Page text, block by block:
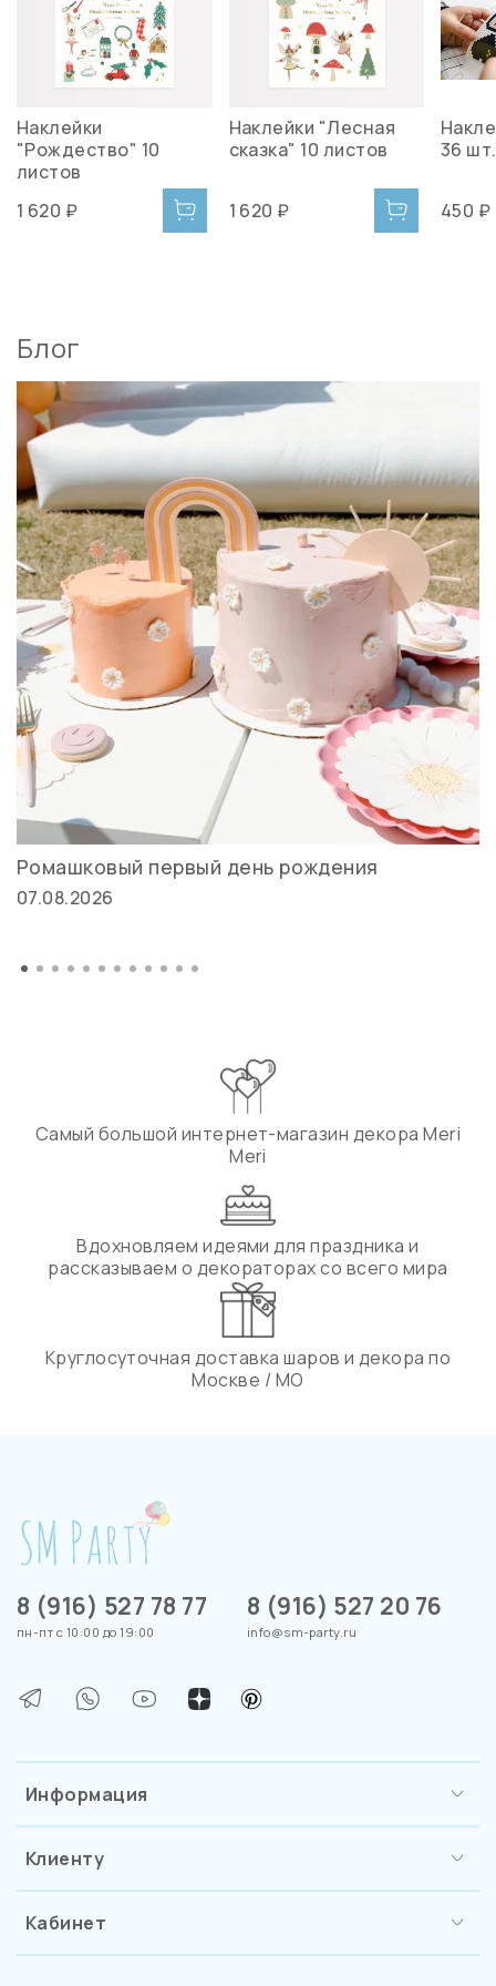
Наклейки
"Рождество" 10
листов
1 620 ₽
Наклейки "Лесная
сказка" 10 листов
1 620 ₽
36 шт.
450 ₽
Блог
Ромашковый первый день рождения
07.08.2026
Самый большой интернет-магазин декора Meri
Meri
Вдохновляем идеями для праздника и
рассказываем о декораторах со всего мира
Круглосуточная доставка шаров и декора по
Москве / МО
Информация
Клиенту
Кабинет
8 (916) 527 78 77
пн-пт с 10:00 до 19:00
8 (916) 527 20 76
info@sm-party.ru